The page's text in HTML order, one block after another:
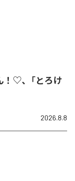
！♡、「とろけ
2026.8.8